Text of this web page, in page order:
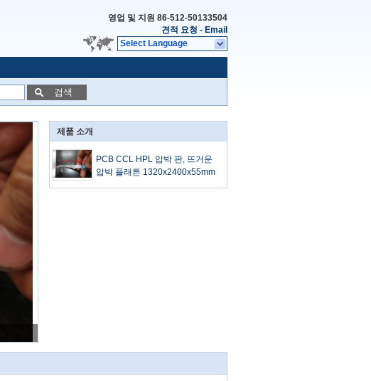
영업 및 지원 86-512-50133504
견적 요청 - Email
Select Language
검색
제품 소개
PCB CCL HPL 압박 판, 뜨거운
압박 플래튼 1320x2400x55mm